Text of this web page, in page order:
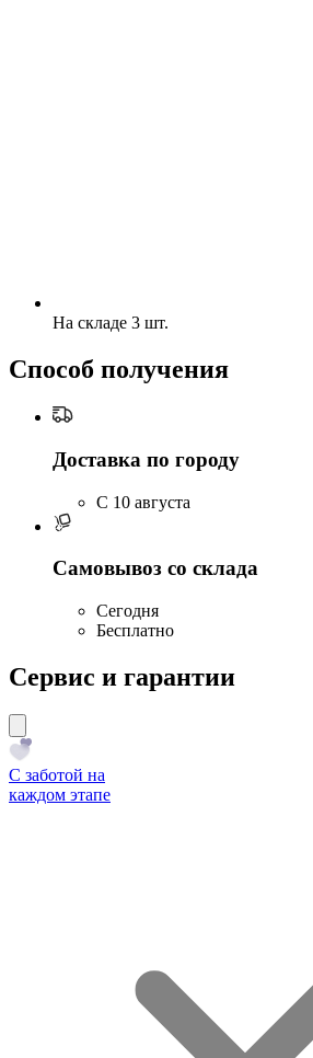
На складе 3 шт.
Способ получения
Доставка по городу
C 10 августа
Самовывоз со склада
Сегодня
Бесплатно
Сервис и гарантии
С заботой на
каждом этапе